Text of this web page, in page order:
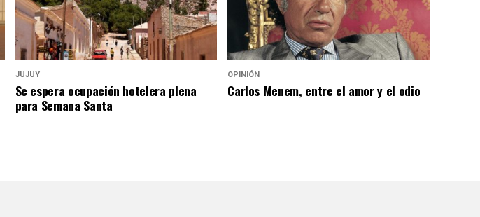
JUJUY
Se espera ocupación hotelera plena
para Semana Santa
OPINIÓN
Carlos Menem, entre el amor y el odio